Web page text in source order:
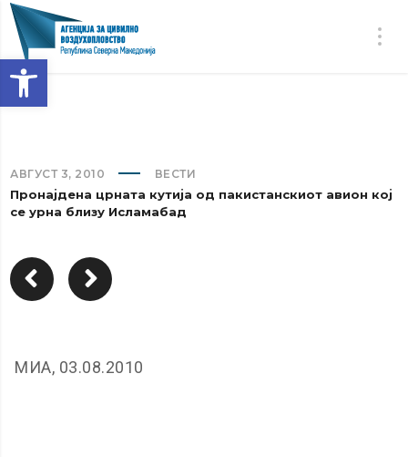
Open toolbar
АВГУСТ 3, 2010 ВЕСТИ
Пронајдена црната кутија од пакистанскиот авион кој
се урна близу Исламабад
МИА, 03.08.2010